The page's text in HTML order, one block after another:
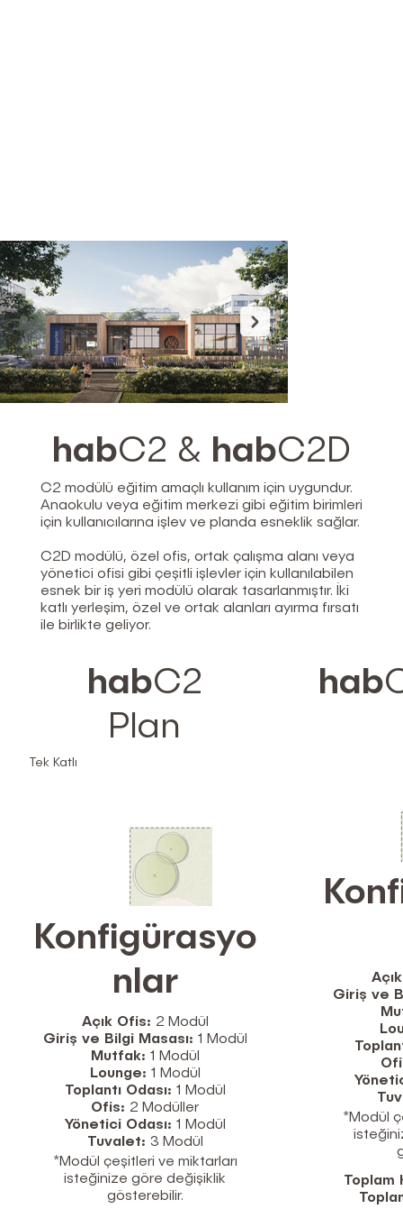
habC2 & habC2D
C2 modülü eğitim amaçlı kullanım için uygundur.
Anaokulu veya eğitim merkezi gibi eğitim birimleri
için kullanıcılarına işlev ve planda esneklik sağlar.
C2D modülü, özel ofis, ortak çalışma alanı veya
yönetici ofisi gibi çeşitli işlevler için kullanılabilen
esnek bir iş yeri modülü olarak tasarlanmıştır. İki
katlı yerleşim, özel ve ortak alanları ayırma fırsatı
ile birlikte geliyor.
habC2
Plan
Tek Katlı
Konfigürasyo
nlar
Açık Ofis: 2 Modül
Giriş ve Bilgi Masası: 1 Modül
Mutfak: 1 Modül
Lounge: 1 Modül
Toplantı Odası: 1 Modül
Ofis: 2 Modüller
Yönetici Odası: 1 Modül
Tuvalet: 3 Modül
*Modül çeşitleri ve miktarları
isteğinize göre değişiklik
gösterebilir.
hab
Giriş ve
*Modül
Toplam